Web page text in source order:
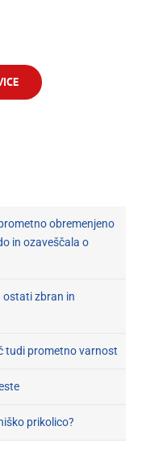
obremenjeno
in ozaveščala o
ostati zbran in
tudi prometno varnost
prikolico?